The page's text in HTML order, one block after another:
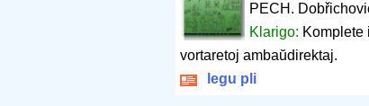
PECH.
Klarigo: Komplete
vortaretoj ambaŭdirektaj.
legu pli